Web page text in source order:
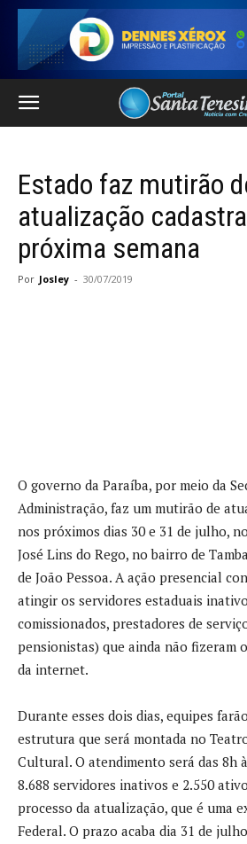
Estado faz mutirão
atualização
próxima semana
Por Josley - 30/07/2019
O governo da Paraíba, por meio da
Administração, faz um mutirão de
nos próximos dias 30 e 31 de julho,
José Lins do Rego, no bairro de
de João Pessoa. A ação presencial
atingir os servidores estaduais
comissionados, prestadores de
pensionistas) que ainda não fizeram
da internet.
Durante esses dois dias, equipes
estrutura que será montada no
Cultural. O atendimento será das 8h
8.688 servidores inativos e 2.550
processo da atualização, que é uma
Federal. O prazo acaba dia 31 de